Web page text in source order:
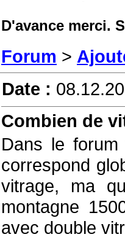
D'avance merci.
Forum >
Date :
Combien de
Dans le
correspond
vitrage, ma
montagne
avec double